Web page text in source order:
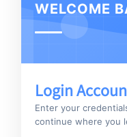
WELCOME
Login
Enter your
continue where you